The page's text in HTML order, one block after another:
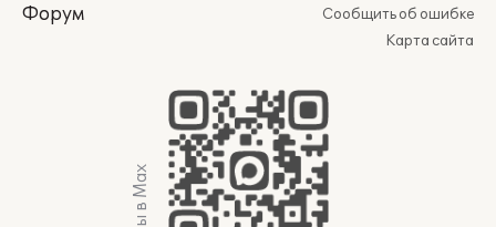
Форум
Сообщить об ошибке
Карта сайта
Мы в Max